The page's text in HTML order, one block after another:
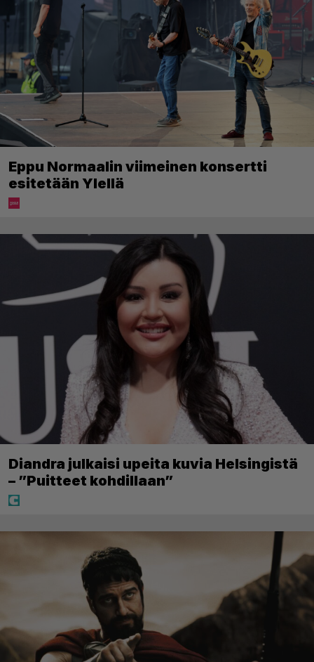
Eppu Normaalin viimeinen konsertti
esitetään Ylellä
Diandra julkaisi upeita kuvia Helsingistä
– ”Puitteet kohdillaan”